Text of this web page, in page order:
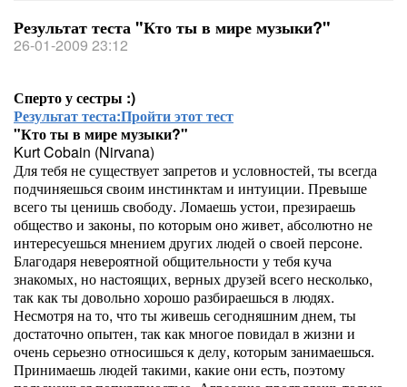
Результат теста "Кто ты в мире музыки?"
26-01-2009 23:12
Сперто у сестры :)
Результат теста:Пройти этот тест
"Кто ты в мире музыки?"
Kurt Cobain (Nirvana)
Для тебя не существует запретов и условностей, ты всегда
подчиняешься своим инстинктам и интуиции. Превыше
всего ты ценишь свободу. Ломаешь устои, презираешь
общество и законы, по которым оно живет, абсолютно не
интересуешься мнением других людей о своей персоне.
Благодаря невероятной общительности у тебя куча
знакомых, но настоящих, верных друзей всего несколько,
так как ты довольно хорошо разбираешься в людях.
Несмотря на то, что ты живешь сегодняшним днем, ты
достаточно опытен, так как многое повидал в жизни и
очень серьезно относишься к делу, которым занимаешься.
Принимаешь людей такими, какие они есть, поэтому